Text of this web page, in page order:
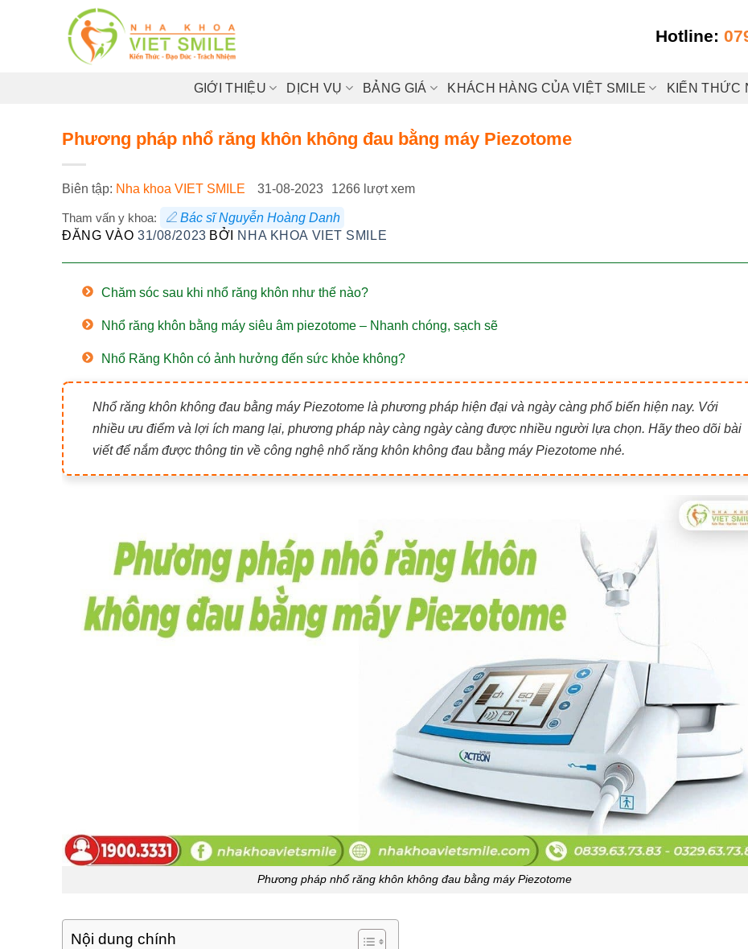
Hotline:
GIỚI THIỆU DỊCH VỤ BẢNG GIÁ KHÁCH HÀNG CỦA VIỆT SMILE KIẾN THỨC
Phương pháp nhổ răng khôn không đau bằng máy Piezotome
Biên tập: Nha khoa VIET SMILE 31-08-2023 1266 lượt xem
Tham vấn y khoa:
Bác sĩ Nguyễn Hoàng Danh
ĐĂNG VÀO31/08/2023 BỞI NHA KHOA VIET SMILE
Chăm sóc sau khi nhổ răng khôn như thế nào?
Nhổ răng khôn bằng máy siêu âm piezotome – Nhanh chóng, sạch sẽ
Nhổ Răng Khôn có ảnh hưởng đến sức khỏe không?
Nhổ răng khôn không đau bằng máy Piezotome là phương pháp hiện đại và ngày càng phổ biến hiện nay. Với
nhiều ưu điểm và lợi ích mang lại, phương pháp này càng ngày càng được nhiều người lựa chọn. Hãy theo dõi bài
viết để nắm được thông tin về công nghệ nhổ răng khôn không đau bằng máy Piezotome nhé.
Phương pháp nhổ răng khôn không đau bằng máy Piezotome
Nội dung chính